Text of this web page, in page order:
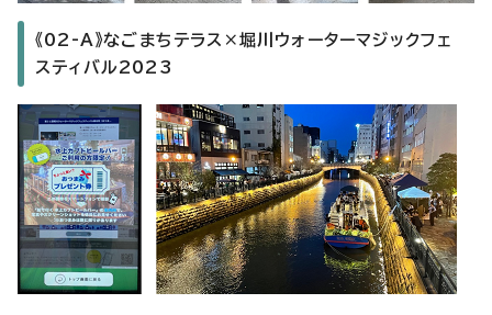
《02-A》なごまちテラス×堀川ウォーターマジックフェ
スティバル2023